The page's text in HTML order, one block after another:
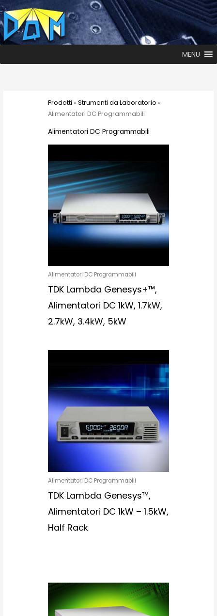
MENU
Prodotti » Strumenti da Laboratorio »
Alimentatori DC Programmabili
Alimentatori DC Programmabili
Alimentatori DC Programmabili
TDK Lambda Genesys+™,
Alimentatori DC 1kW, 1.7kW,
2.7kW, 3.4kW, 5kW
Alimentatori DC Programmabili
TDK Lambda Genesys™,
Alimentatori DC 1kW – 1.5kW,
Half Rack